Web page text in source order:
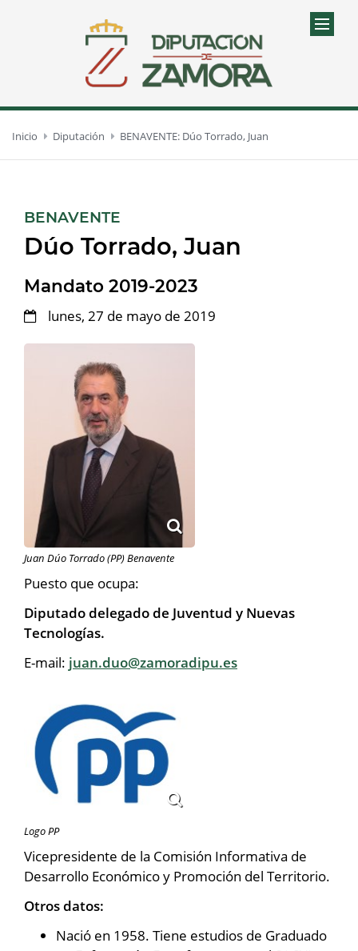
Inicio Diputación BENAVENTE: Dúo Torrado, Juan
BENAVENTE
Dúo Torrado, Juan
Mandato 2019-2023
lunes, 27 de mayo de 2019
Juan Dúo Torrado (PP) Benavente
Puesto que ocupa:
Diputado delegado de Juventud y Nuevas
Tecnologías.
E-mail: juan.duo@zamoradipu.es
Logo PP
Vicepresidente de la Comisión Informativa de
Desarrollo Económico y Promoción del Territorio.
Otros datos:
Nació en 1958. Tiene estudios de Graduado